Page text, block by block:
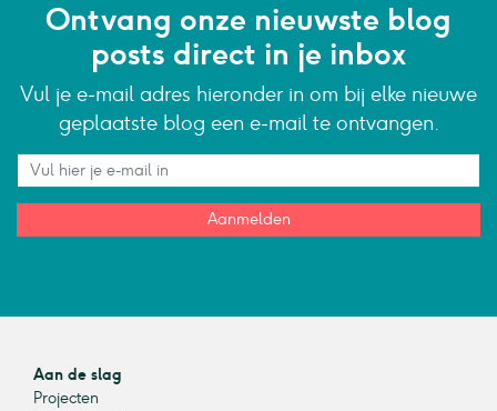
Ontvang onze nieuwste blog
posts direct in je inbox
Vul je e-mail adres hieronder in om bij elke nieuwe
geplaatste blog een e-mail te ontvangen.
Aanmelden
Aan de slag
Projecten